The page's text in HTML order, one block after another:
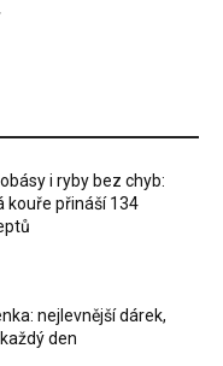
i ryby bez chyb:
kouře přináší 134
nejlevnější dárek,
den